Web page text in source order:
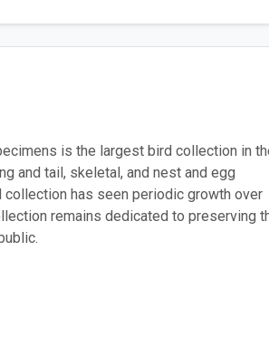
is the largest bird collection in
and tail, skeletal, and nest and egg
has seen periodic growth over
remains dedicated to preserving